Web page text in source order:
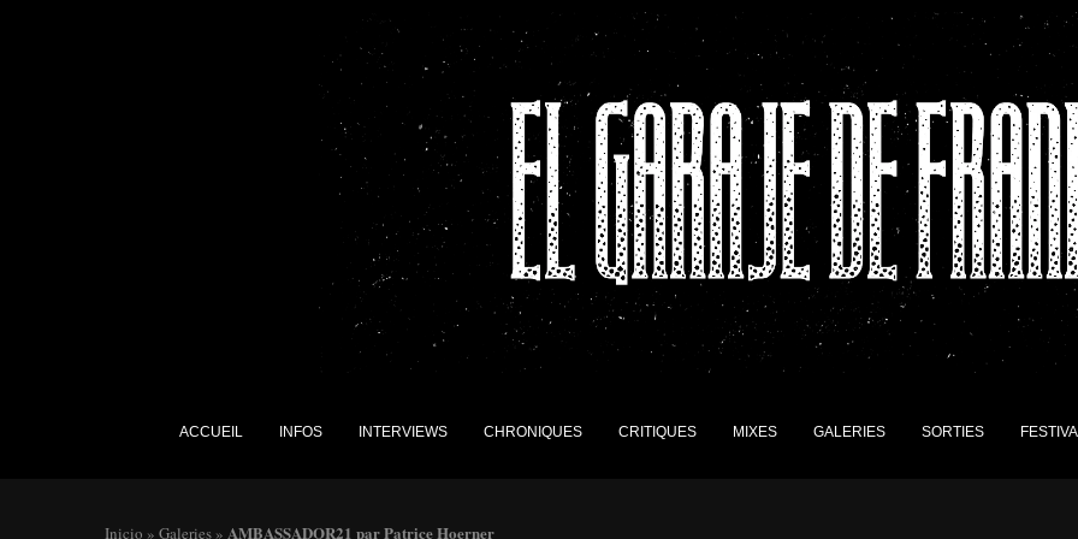
ACCUEIL INFOS INTERVIEWS CHRONIQUES CRITIQUES MIXES GALERIES SORTIES
Inicio » Galeries » AMBASSADOR21 par Patrice Hoerner